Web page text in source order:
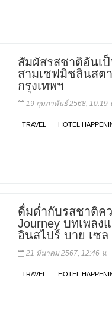
สัมผัสรสชาติอันเ
สามเชฟมิชลินสต
กรุงเทพฯ
19 กุมภาพันธ์ 2568, 10:19
TRAVEL HOTEL
ดื่มด่ำกับรสชาติค
Journey บทเพลง
อินสไปร์ บาย เซล
21 มีนาคม 2567, 12:46 น.
TRAVEL HOTEL